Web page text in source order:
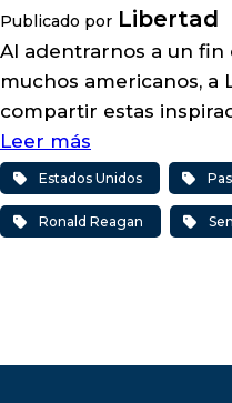
Publicado por Libertad
Al adentrarnos a un fin
muchos americanos, a
compartir estas
Leer más
Estados Unidos
Ronald Reagan